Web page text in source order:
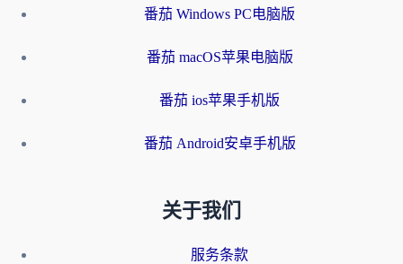
番茄 Windows PC电脑版
番茄 macOS苹果电脑版
番茄 ios苹果手机版
番茄 Android安卓手机版
关于我们
服务条款